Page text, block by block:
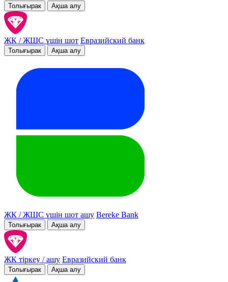
Толығырак Ақша алу
ЖК / ЖШС үшін шот Евразийский банк
Толығырак Ақша алу
ЖК / ЖШС үшін шот ашу Bereke Bank
Толығырак Ақша алу
ЖК тіркеу / ашу Евразийский банк
Толығырак Ақша алу